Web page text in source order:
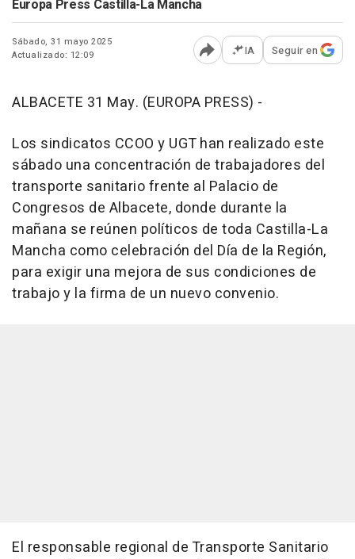
Europa Press Castilla-La Mancha
Sábado, 31 mayo 2025
Actualizado: 12:09
Abrir opciones para
IA Seguir en
ALBACETE 31 May. (EUROPA PRESS) -
Los sindicatos CCOO y UGT han realizado este
sábado una concentración de trabajadores del
transporte sanitario frente al Palacio de
Congresos de Albacete, donde durante la
mañana se reúnen políticos de toda Castilla-La
Mancha como celebración del Día de la Región,
para exigir una mejora de sus condiciones de
trabajo y la firma de un nuevo convenio.
El responsable regional de Transporte Sanitario